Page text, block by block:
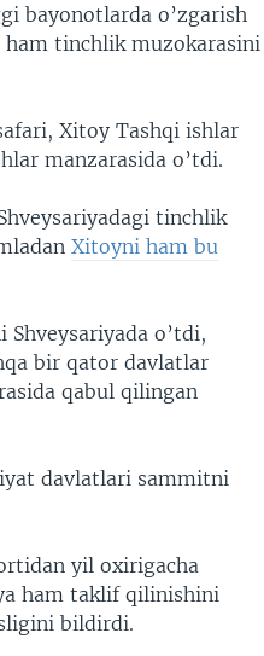
bayonotlarda o’zgarish
ham tinchlik muzokarasini
Xitoy Tashqi ishlar
manzarasida o’tdi.
tinchlik
Xitoyni ham bu
o’tdi,
bir qator davlatlar
qabul qilingan
davlatlari sammitni
yil oxirigacha
ham taklif qilinishini
bildirdi.